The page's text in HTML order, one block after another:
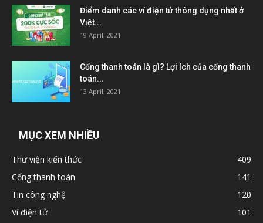
Điểm danh các ví điện tử thông dụng nhất ở
Việt...
19 April, 2021
Cổng thanh toán là gì? Lợi ích của cổng thanh
toán...
13 April, 2021
MỤC XEM NHIỀU
Thư viện kiến thức
409
Cổng thanh toán
141
Tin công nghệ
120
Ví điện tử
101